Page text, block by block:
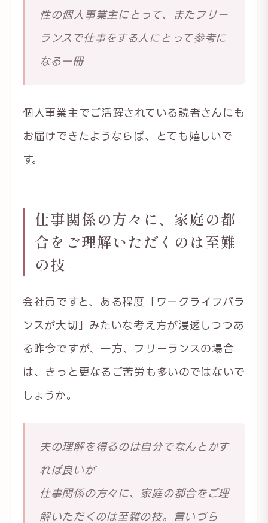
性の個人事業主にとって、またフリー
ランスで仕事をする人にとって参考に
なる一冊
個人事業主でご活躍されている読者さんにも
お届けできたようならば、とても嬉しいで
す。
仕事関係の方々に、家庭の都
合をご理解いただくのは至難
の技
会社員ですと、ある程度「ワークライフバラ
ンスが大切」みたいな考え方が浸透しつつあ
る昨今ですが、一方、フリーランスの場合
は、きっと更なるご苦労も多いのではないで
しょうか。
夫の理解を得るのは自分でなんとかす
れば良いが
仕事関係の方々に、家庭の都合をご理
解いただくのは至難の技。言いづら